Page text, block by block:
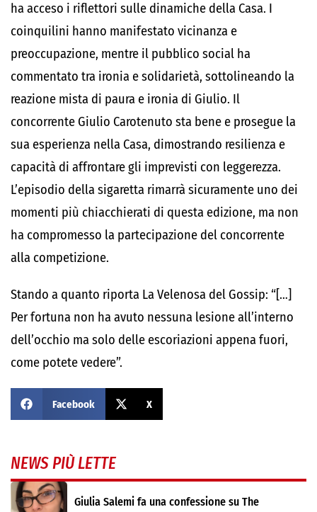
ha acceso i riflettori sulle dinamiche della Casa. I
coinquilini hanno manifestato vicinanza e
preoccupazione, mentre il pubblico social ha
commentato tra ironia e solidarietà, sottolineando la
reazione mista di paura e ironia di Giulio. Il
concorrente Giulio Carotenuto sta bene e prosegue la
sua esperienza nella Casa, dimostrando resilienza e
capacità di affrontare gli imprevisti con leggerezza.
L’episodio della sigaretta rimarrà sicuramente uno dei
momenti più chiacchierati di questa edizione, ma non
ha compromesso la partecipazione del concorrente
alla competizione.
Stando a quanto riporta La Velenosa del Gossip: “[…]
Per fortuna non ha avuto nessuna lesione all’interno
dell’occhio ma solo delle escoriazioni appena fuori,
come potete vedere”.
Facebook X
NEWS PIÙ LETTE
Giulia Salemi fa una confessione su The